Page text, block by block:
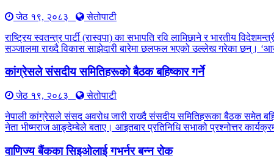
जेठ १९, २०८३
सेतोपाटी
राष्ट्रिय स्वतन्त्र पार्टी (रास्वपा) का सभापति रवि लामिछाने र भारतीय
सञ्जालमा राख्दै विकास साझेदारी बारेमा छलफल भएको उल्लेख गरेका छन्।
कांग्रेसले संसदीय समितिहरूकाे बैठक बहिष्कार गर्ने
जेठ १९, २०८३
सेतोपाटी
नेपाली कांग्रेसले संसद अवरोध जारी राख्दै संसदीय समितिहरूका बैठक समेत
नेता भीष्मराज आङ्देम्बेले बताए। आइतबार प्रतिनिधि सभाको प्रश्नोत्तर
वाणिज्य बैंकका सिइओलाई गभर्नर बन्न रोक